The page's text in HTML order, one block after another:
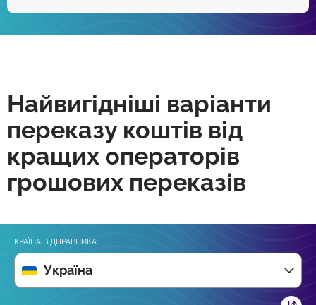
Найвигідніші варіанти
переказу коштів від
кращих операторів
грошових переказів
КРАЇНА ВІДПРАВНИКА:
Україна